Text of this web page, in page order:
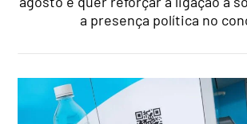
a presença política no